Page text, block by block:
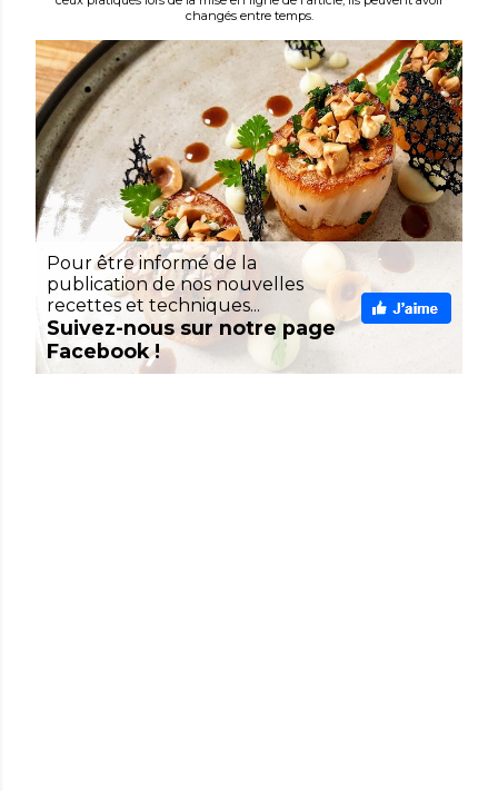
changés entre temps.
Pour être informé de la
publication de nos nouvelles
recettes et techniques...
Suivez-nous sur notre page
Facebook !